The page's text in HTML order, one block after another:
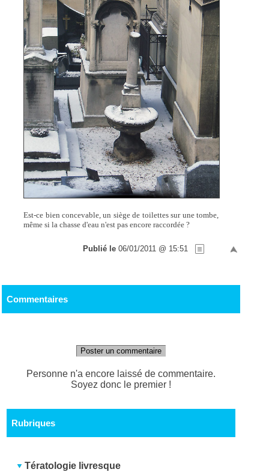
Est-ce bien concevable, un siège de toilettes sur une tombe,
même si la chasse d'eau n'est pas encore raccordée ?
Publié le 06/01/2011 @ 15:51
Commentaires
Poster un commentaire
Personne n'a encore laissé de commentaire.
Soyez donc le premier !
Rubriques
Tératologie livresque